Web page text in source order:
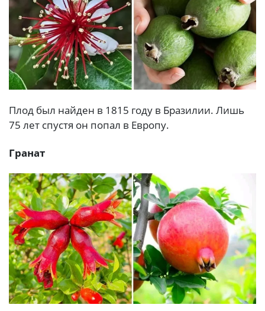
Плод был найден в 1815 году в Бразилии. Лишь
75 лет спустя он попал в Европу.
Гранат